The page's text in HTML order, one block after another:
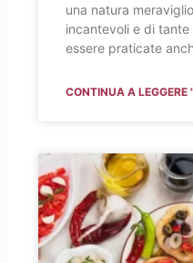
una natura
incantevoli e di
essere praticate
CONTINUA A LEGGERE "